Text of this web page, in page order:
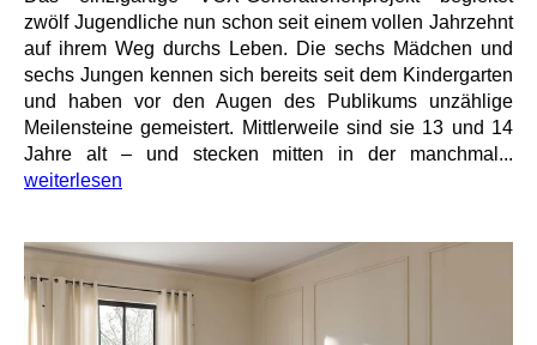
zwölf Jugendliche nun schon seit einem vollen Jahrzehnt
auf ihrem Weg durchs Leben. Die sechs Mädchen und
sechs Jungen kennen sich bereits seit dem Kindergarten
und haben vor den Augen des Publikums unzählige
Meilensteine gemeistert. Mittlerweile sind sie 13 und 14
Jahre alt – und stecken mitten in der manchmal...
weiterlesen